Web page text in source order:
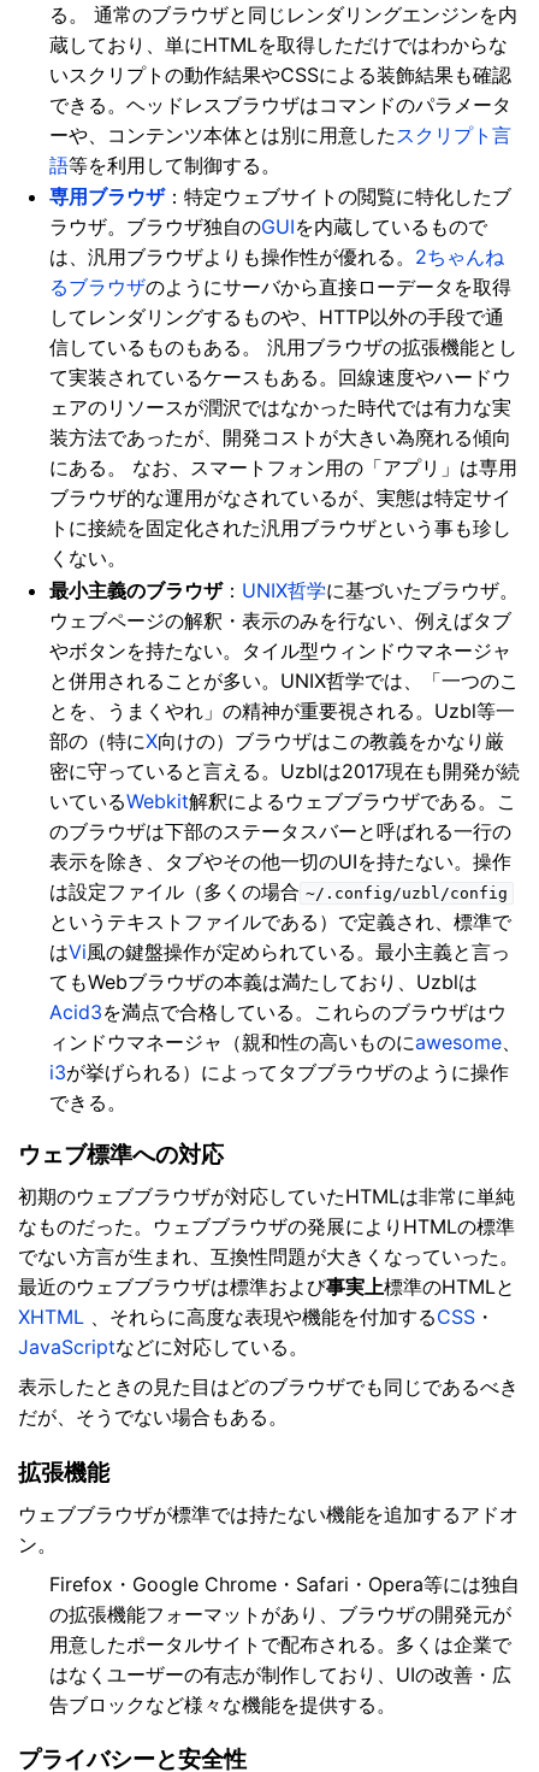
る。 通常のブラウザと同じレンダリングエンジンを内
蔵しており、単にHTMLを取得しただけではわからな
いスクリプトの動作結果やCSSによる装飾結果も確認
できる。ヘッドレスブラウザはコマンドのパラメータ
ーや、コンテンツ本体とは別に用意した スクリプト言
語等を利用して制御する。
専用ブラウザ：特定ウェブサイトの閲覧に特化したブ
ラウザ。ブラウザ独自のGUIを内蔵しているもので
は、汎用ブラウザよりも操作性が優れる。 2ちゃんね
るブラウザのようにサーバから直接ローデータを取得
してレンダリングするものや、HTTP以外の手段で通
信しているものもある。 汎用ブラウザの拡張機能とし
て実装されているケースもある。回線速度やハードウ
ェアのリソースが潤沢ではなかった時代では有力な実
装方法であったが、開発コストが大きい為廃れる傾向
にある。 なお、スマートフォン用の「アプリ」は専用
ブラウザ的な運用がなされているが、実態は特定サイ
トに接続を固定化された汎用ブラウザという事も珍し
くない。
最小主義のブラウザ： UNIX哲学に基づいたブラウザ。
ウェブページの解釈・表示のみを行ない、例えばタブ
やボタンを持たない。タイル型ウィンドウマネージャ
と併用されることが多い。UNIX哲学では、「一つのこ
とを、うまくやれ」の精神が重要視される。 Uzbl等一
部の（特にX向けの）ブラウザはこの教義をかなり厳
密に守っていると言える。Uzblは2017現在も開発が続
いているWebkit解釈によるウェブブラウザである。こ
のブラウザは下部のステータスバーと呼ばれる一行の
表示を除き、タブやその他一切のUIを持たない。操作
は設定ファイル（多くの場合 ~/.config/uzbl/config
というテキストファイルである）で定義され、標準で
はVi風の鍵盤操作が定められている。最小主義と言っ
てもWebブラウザの本義は満たしており、Uzblは
Acid3を満点で合格している。これらのブラウザはウ
ィンドウマネージャ（親和性の高いものにawesome、
i3が挙げられる）によってタブブラウザのように操作
できる。
ウェブ標準への対応
初期のウェブブラウザが対応していたHTMLは非常に単純
なものだった。ウェブブラウザの発展によりHTMLの標準
でない方言が生まれ、互換性問題が大きくなっていった。
最近のウェブブラウザは標準および事実上標準のHTMLと
XHTML 、それらに高度な表現や機能を付加するCSS ・
JavaScriptなどに対応している。
表示したときの見た目はどのブラウザでも同じであるべき
だが、そうでない場合もある。
拡張機能
ウェブブラウザが標準では持たない機能を追加するアドオ
ン。
Firefox・Google Chrome・Safari・Opera等には独自
の拡張機能フォーマットがあり、ブラウザの開発元が
用意したポータルサイトで配布される。多くは企業で
はなくユーザーの有志が制作しており、UIの改善・広
告ブロックなど様々な機能を提供する。
プライバシーと安全性